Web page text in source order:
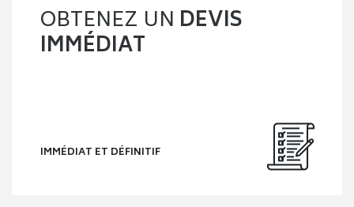
OBTENEZ UN DEVIS
IMMÉDIAT
IMMÉDIAT ET DÉFINITIF